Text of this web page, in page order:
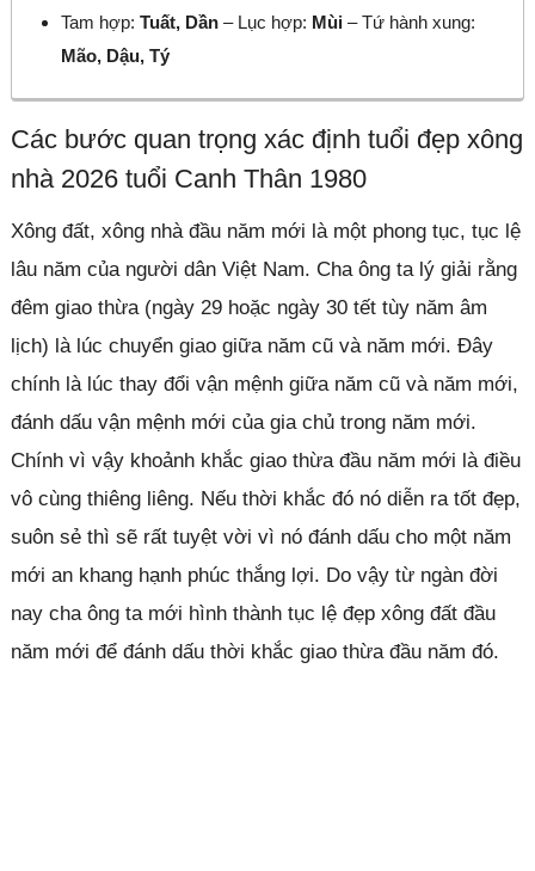
Tam hợp:Tuất, Dần – Lục hợp: Mùi – Tứ hành xung:
Mão, Dậu, Tý
Các bước quan trọng xác định tuổi đẹp xông
nhà 2026 tuổi Canh Thân 1980
Xông đất, xông nhà đầu năm mới là một phong tục, tục lệ
lâu năm của người dân Việt Nam. Cha ông ta lý giải rằng
đêm giao thừa (ngày 29 hoặc ngày 30 tết tùy năm âm
lịch) là lúc chuyển giao giữa năm cũ và năm mới. Đây
chính là lúc thay đổi vận mệnh giữa năm cũ và năm mới,
đánh dấu vận mệnh mới của gia chủ trong năm mới.
Chính vì vậy khoảnh khắc giao thừa đầu năm mới là điều
vô cùng thiêng liêng. Nếu thời khắc đó nó diễn ra tốt đẹp,
suôn sẻ thì sẽ rất tuyệt vời vì nó đánh dấu cho một năm
mới an khang hạnh phúc thắng lợi. Do vậy từ ngàn đời
nay cha ông ta mới hình thành tục lệ đẹp xông đất đầu
năm mới để đánh dấu thời khắc giao thừa đầu năm đó.